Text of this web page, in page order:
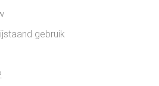
gebruik